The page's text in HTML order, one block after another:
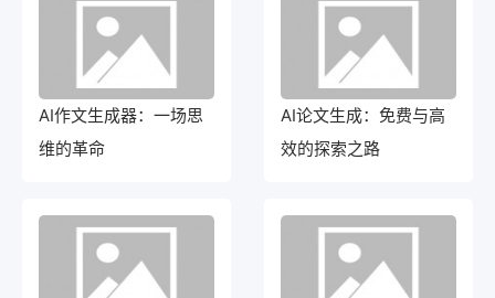
AI作文生成器：一场思
维的革命
AI论文生成：免费与高
效的探索之路